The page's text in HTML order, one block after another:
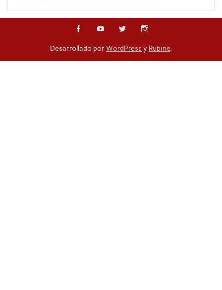
Desarrollado por WordPressy Rubine